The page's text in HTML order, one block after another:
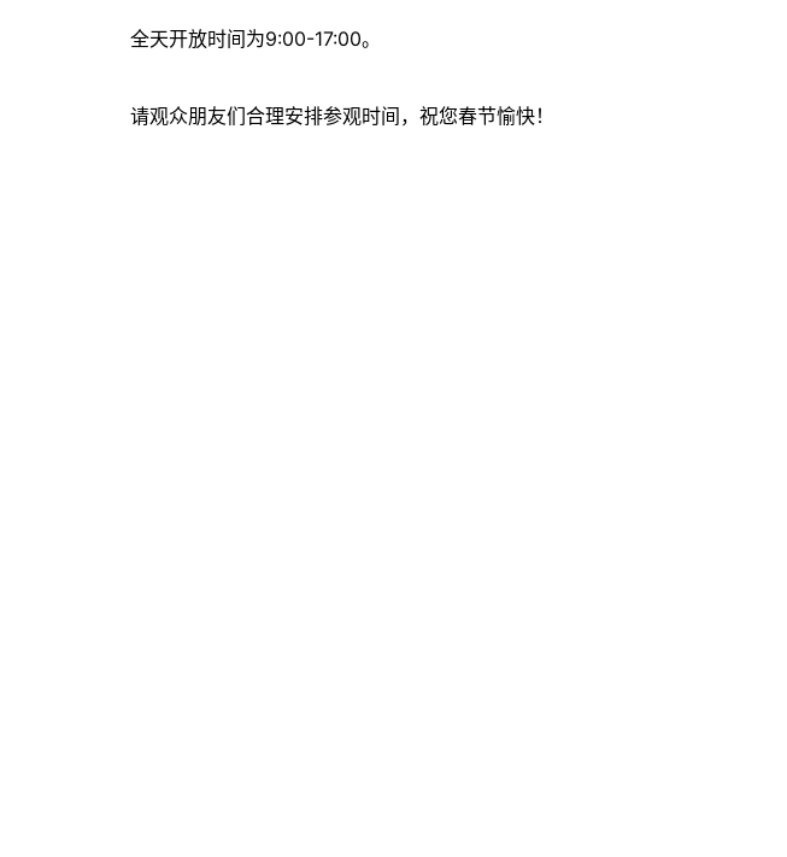
全天开放时间为9:00-17:00。
请观众朋友们合理安排参观时间，祝您春节愉快！